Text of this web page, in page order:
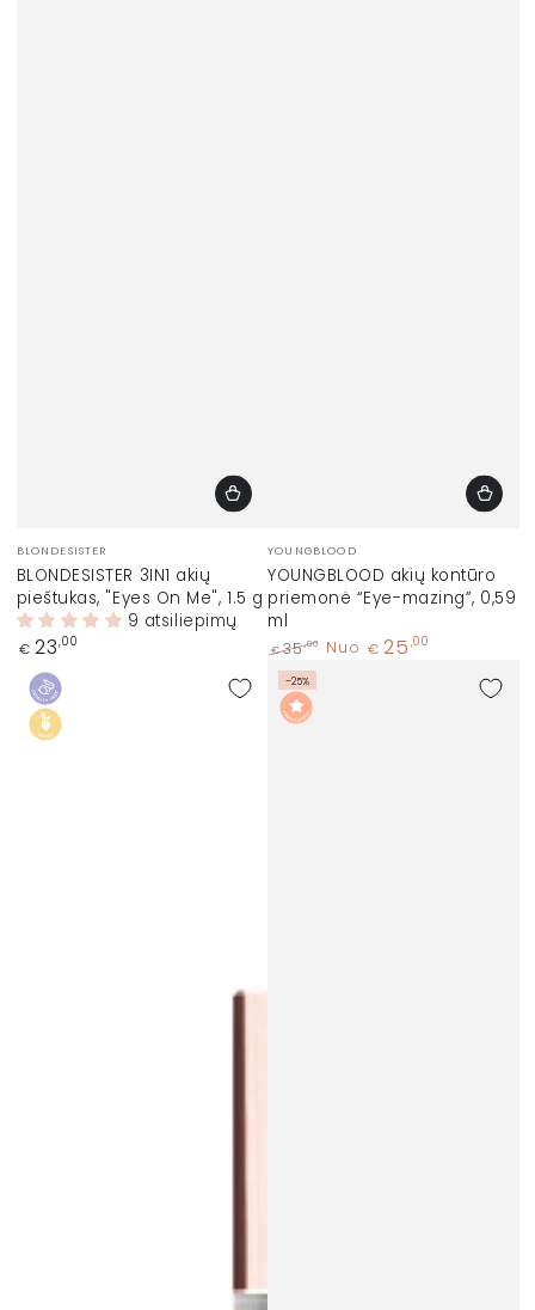
Prekinis
ženklas:
BLONDESISTER
BLONDESISTER 3IN1 akių
pieštukas, "Eyes On Me", 1.5 g
9 atsiliepimų
Įprasta
€ 23,00
Prekinis
ženklas:
YOUNGBLOOD
YOUNGBLOOD akių kontūro
priemonė “Eye-mazing”, 0,59
ml
Įprasta
kaina
€ 35,00 Nuo € 25 ,00
–25%